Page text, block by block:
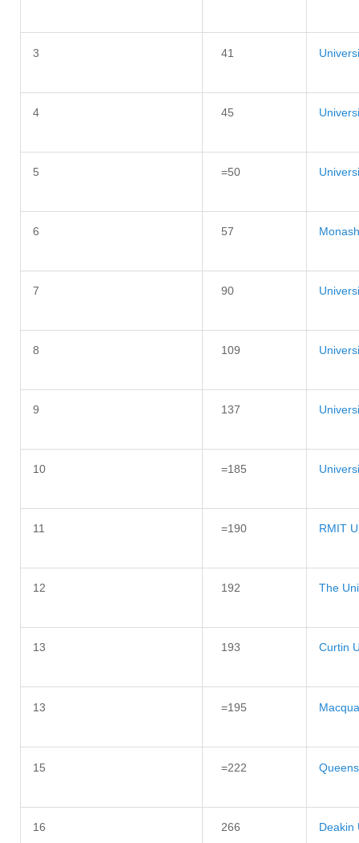
3 41
4 45
5 =50
6 57
7 90
8 109
9 137
10 =185
11 =190 RMIT
12 192 The
13 193 Curtin
13 =195
15 =222
16 266 Deakin